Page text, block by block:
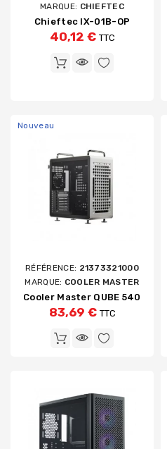
MARQUE: CHIEFTEC
Chieftec IX-01B-OP
40,12 € TTC
Nouveau
RÉFÉRENCE: 21373321000
MARQUE: COOLER MASTER
Cooler Master QUBE 540
83,69 € TTC